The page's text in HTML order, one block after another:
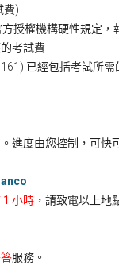
費)
方授權機構硬性規定，
考試費
已經包括考試所需
進度由您控制，可快
1 小時 ，請致電以上地
服務。